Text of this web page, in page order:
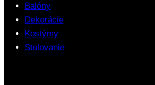
Balóny
Dekorácie
Kostýmy
Stolovanie